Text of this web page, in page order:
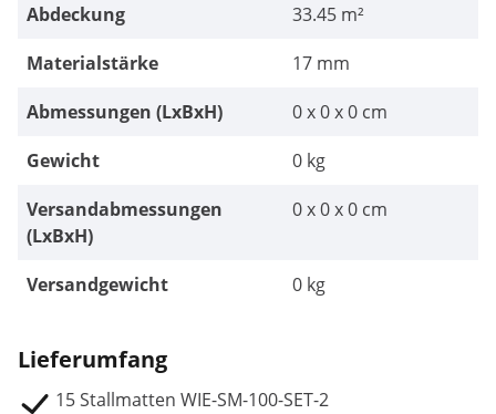
Abdeckung
33.45 m²
Materialstärke
17 mm
Abmessungen (LxBxH)
0 x 0 x 0 cm
Gewicht
0 kg
Versandabmessungen
(LxBxH)
0 x 0 x 0 cm
Versandgewicht 0 kg
Lieferumfang
15 Stallmatten WIE-SM-100-SET-2